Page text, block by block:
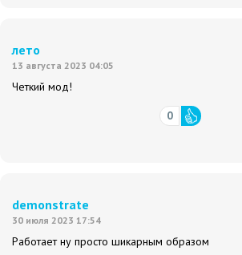
лето
13 августа 2023 04:05
Четкий мод!
0
demonstrate
30 июля 2023 17:54
Работает ну просто шикарным образом